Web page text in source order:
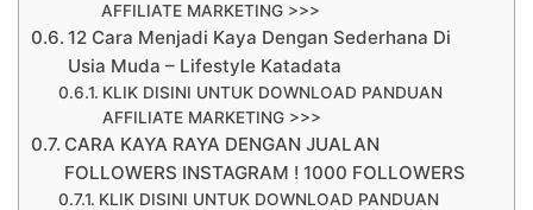
AFFILIATE MARKETING >>>
12 Cara Menjadi Kaya Dengan Sederhana Di
Usia Muda – Lifestyle Katadata
KLIK DISINI UNTUK DOWNLOAD PANDUAN
AFFILIATE MARKETING >>>
CARA KAYA RAYA DENGAN JUALAN
FOLLOWERS INSTAGRAM ! 1000 FOLLOWERS
KLIK DISINI UNTUK DOWNLOAD PANDUAN